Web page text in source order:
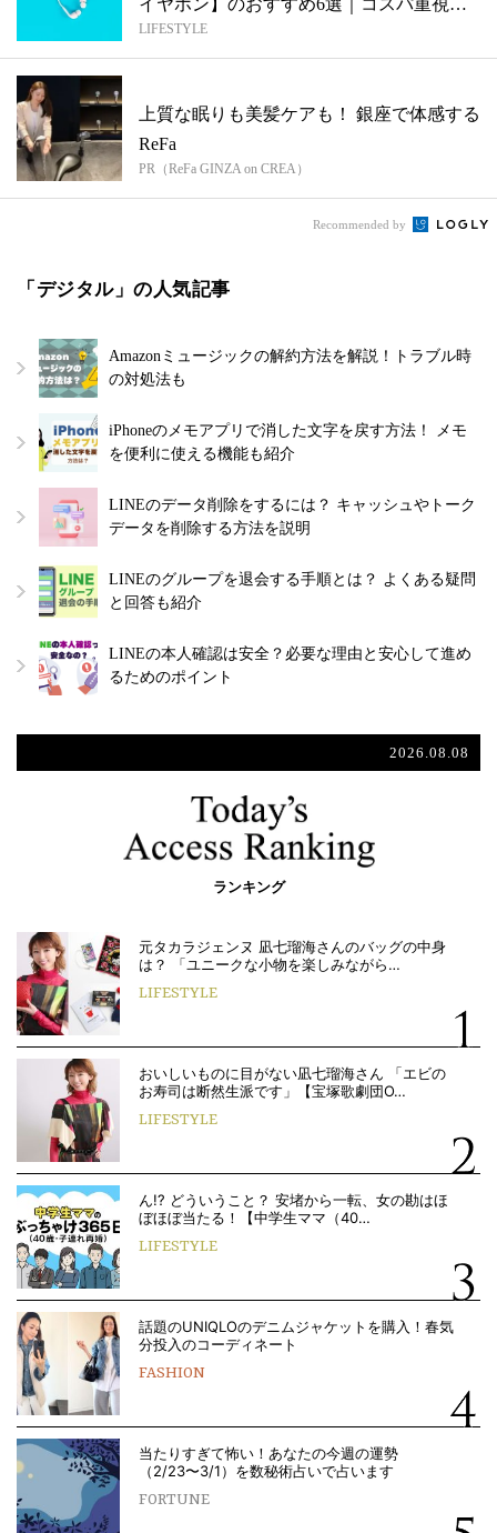
ら高...
LIFESTYLE
上質な眠りも美髪ケアも！ 銀座で体感する
ReFa
PR（ReFa GINZA on CREA）
Recommended by
「デジタル」の人気記事
Amazonミュージックの解約方法を解説！トラブル時
の対処法も
iPhoneのメモアプリで消した文字を戻す方法！ メモ
を便利に使える機能も紹介
LINEのデータ削除をするには？ キャッシュやトーク
データを削除する方法を説明
LINEのグループを退会する手順とは？ よくある疑問
と回答も紹介
LINEの本人確認は安全？必要な理由と安心して進め
るためのポイント
2026.08.08
ランキング
元タカラジェンヌ 凪七瑠海さんのバッグの中身
は？ 「ユニークな小物を楽しみながら…
LIFESTYLE
おいしいものに目がない凪七瑠海さん 「エビの
お寿司は断然生派です」【宝塚歌劇団O…
LIFESTYLE
ん!? どういうこと？ 安堵から一転、女の勘はほ
ぼほぼ当たる！【中学生ママ（40…
LIFESTYLE
話題のUNIQLOのデニムジャケットを購入！春気
分投入のコーディネート
FASHION
当たりすぎて怖い！あなたの今週の運勢
（2/23〜3/1）を数秘術占いで占います
FORTUNE